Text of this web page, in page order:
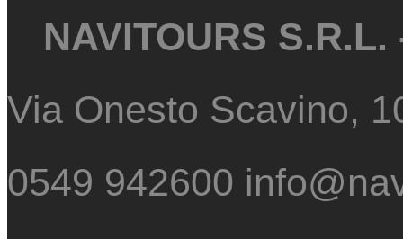
NAVITOURS S.R.L.
Via Onesto Scavino,
0549 942600